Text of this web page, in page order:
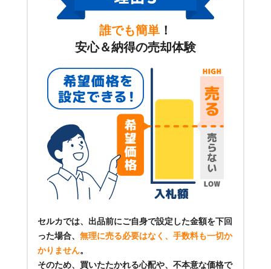
誰でも簡単 ！
安心＆納得の売却体験
セルカでは、出品前にご自身で設定した金額を下回
った場合、 無理に売る必要はなく、手数料も一切か
かりません。
そのため、買いたたかれる心配や、不本意な価格で